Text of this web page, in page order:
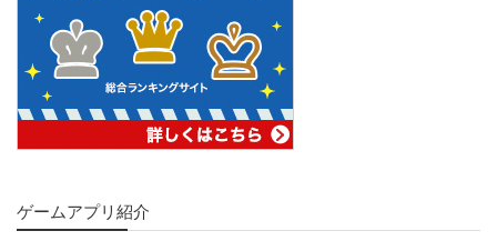
ゲームアプリ紹介